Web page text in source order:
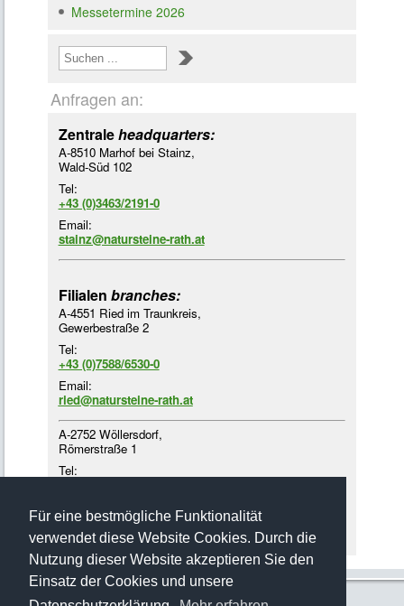
Für eine bestmögliche Funktionalität
verwendet diese Website Cookies. Durch die
Nutzung dieser Website akzeptieren Sie den
Einsatz der Cookies und unsere
Messetermine 2026
Anfragen an:
Zentraleheadquarters:
A-8510 Marhof bei Stainz,
Wald-Süd 102
Tel:
+43 (0)3463/2191-0
Email:
stainz@natursteine-rath.at
Filialen branches:
A-4551 Ried im Traunkreis,
Gewerbestraße 2
Tel:
+43 (0)7588/6530-0
Email:
ried@natursteine-rath.at
A-2752 Wöllersdorf,
Römerstraße 1
Tel:
woellersdorf@natursteine-rath.at